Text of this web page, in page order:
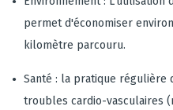
permet d'économiser
kilomètre parcouru.
Santé : la pratique
troubles cardio-vasculaires